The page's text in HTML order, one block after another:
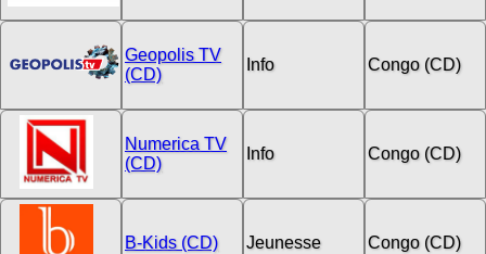
Geopolis TV
(CD)
Info Congo (CD)
Numerica TV
(CD)
Info Congo (CD)
B-Kids (CD) Jeunesse Congo (CD)